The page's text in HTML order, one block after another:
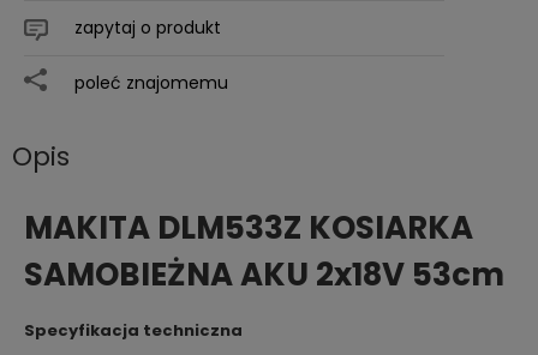
zapytaj o produkt
poleć znajomemu
Opis
MAKITA DLM533Z KOSIARKA
SAMOBIEŻNA AKU 2x18V 53cm
Specyfikacja techniczna